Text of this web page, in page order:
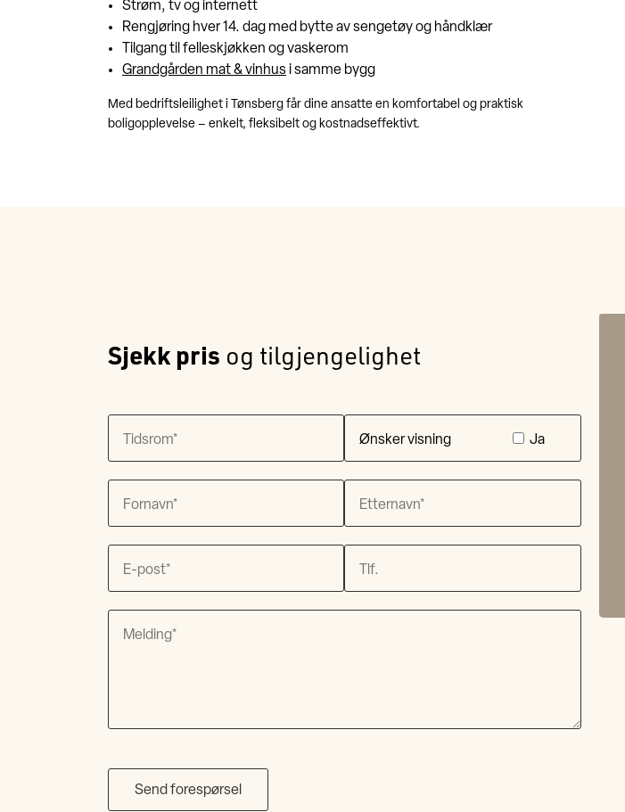
Strøm, tv og internett
Rengjøring hver 14. dag med bytte av sengetøy og håndklær
Tilgang til felleskjøkken og vaskerom
Grandgården mat & vinhusi samme bygg
Med bedriftsleilighet i Tønsberg får dine ansatte en komfortabel og praktisk
boligopplevelse – enkelt, fleksibelt og kostnadseffektivt.
Sjekk pris og tilgjengelighet
Ja
Ønsker visning